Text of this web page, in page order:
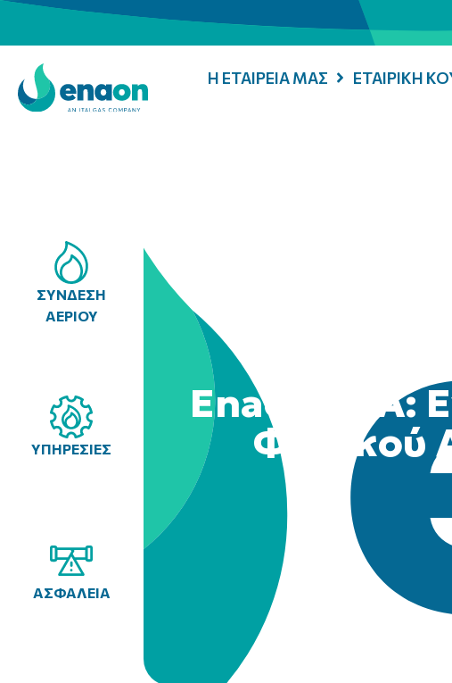
Η ΕΤΑΙΡΕΙΑ ΜΑΣ ΕΤΑΙΡΙΚΗ
ΣΥΝΔΕΣΗ
ΑΕΡΙΟΥ
ΥΠΗΡΕΣΙΕΣ
ΑΣΦΑΛΕΙΑ
Enaon EDA:
Φυσικού